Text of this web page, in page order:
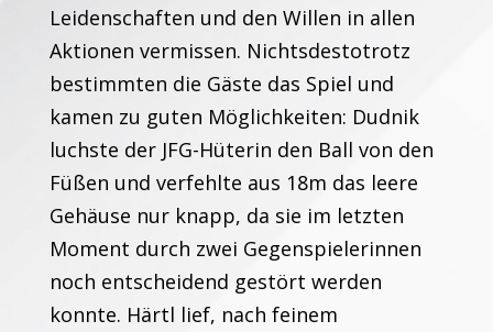
Leidenschaften und den Willen in allen
Aktionen vermissen. Nichtsdestotrotz
bestimmten die Gäste das Spiel und
kamen zu guten Möglichkeiten: Dudnik
luchste der JFG-Hüterin den Ball von den
Füßen und verfehlte aus 18m das leere
Gehäuse nur knapp, da sie im letzten
Moment durch zwei Gegenspielerinnen
noch entscheidend gestört werden
konnte. Härtl lief, nach feinem